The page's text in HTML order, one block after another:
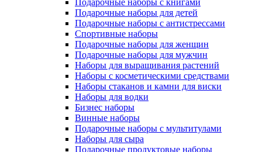
Подарочные наборы с книгами
Подарочные наборы для детей
Подарочные наборы с антистрессами
Спортивные наборы
Подарочные наборы для женщин
Подарочные наборы для мужчин
Наборы для выращивания растений
Наборы с косметическими средствами
Наборы стаканов и камни для виски
Наборы для водки
Бизнес наборы
Винные наборы
Подарочные наборы с мультитулами
Наборы для сыра
Подарочные продуктовые наборы